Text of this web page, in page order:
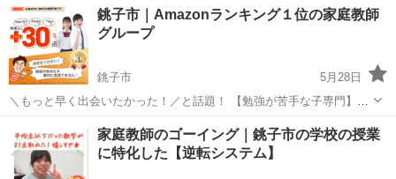
銚子市｜Amazonランキング１位の家庭教師
グループ
銚子市
5月28日
＼もっと早く出会いたかった！／と話題！ 【勉強が苦手な子専門】家
庭教師のゴーイング ＝＝＝＝＝＝＝＝＝＝＝＝＝＝＝＝＝＝＝＝＝＝
「勉強しなさい！」って、もう言いたくない… 高いお金を払っ
て...
銚子市 家庭教師 先生
家庭教師のゴーイング｜銚子市の学校の授業
に特化した【逆転システム】